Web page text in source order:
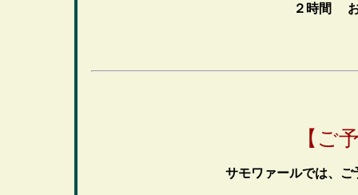
２時間
【ご
サモワァールでは、